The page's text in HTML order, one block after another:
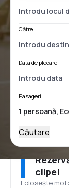
Către
Data de plecare
Pasageri
Căutare
clipe!
Folosește